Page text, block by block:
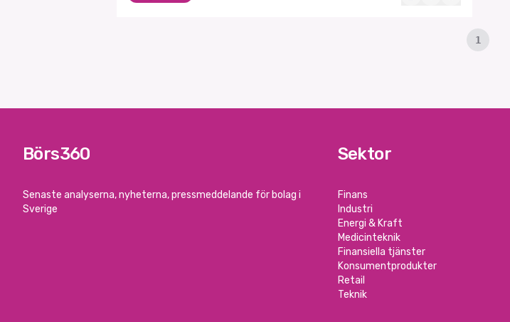
1
Börs360
Senaste analyserna, nyheterna, pressmeddelande för bolag i
Sverige
Sektor
Finans
Industri
Energi & Kraft
Medicinteknik
Finansiella tjänster
Konsumentprodukter
Retail
Teknik